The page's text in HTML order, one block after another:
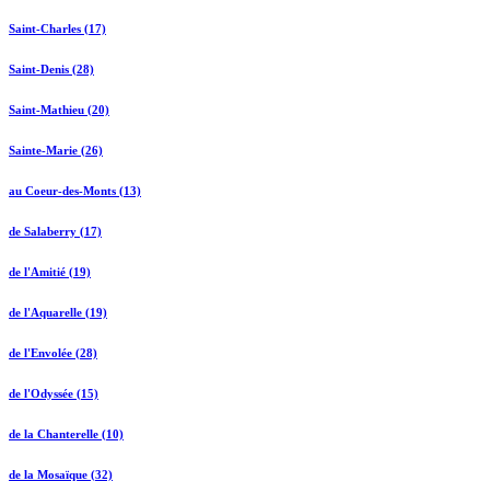
Saint-Charles (17)
Saint-Denis (28)
Saint-Mathieu (20)
Sainte-Marie (26)
au Coeur-des-Monts (13)
de Salaberry (17)
de l'Amitié (19)
de l'Aquarelle (19)
de l'Envolée (28)
de l'Odyssée (15)
de la Chanterelle (10)
de la Mosaïque (32)